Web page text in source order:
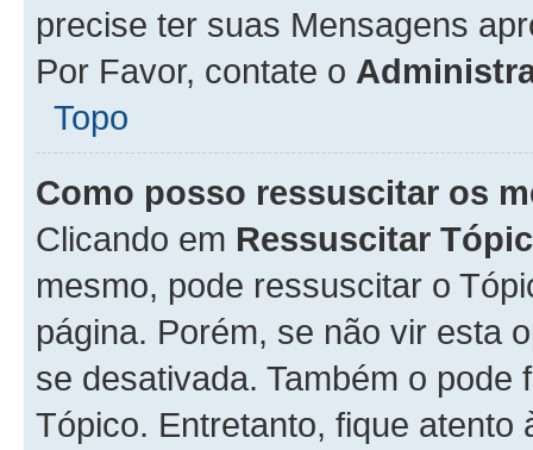
precise ter suas Mensagens
Por Favor, contate o
Topo
Como posso ressuscitar os
Clicando em Ressuscitar
mesmo, pode ressuscitar o
página. Porém, se não vir esta
se desativada. Também o
Tópico. Entretanto, fique atento